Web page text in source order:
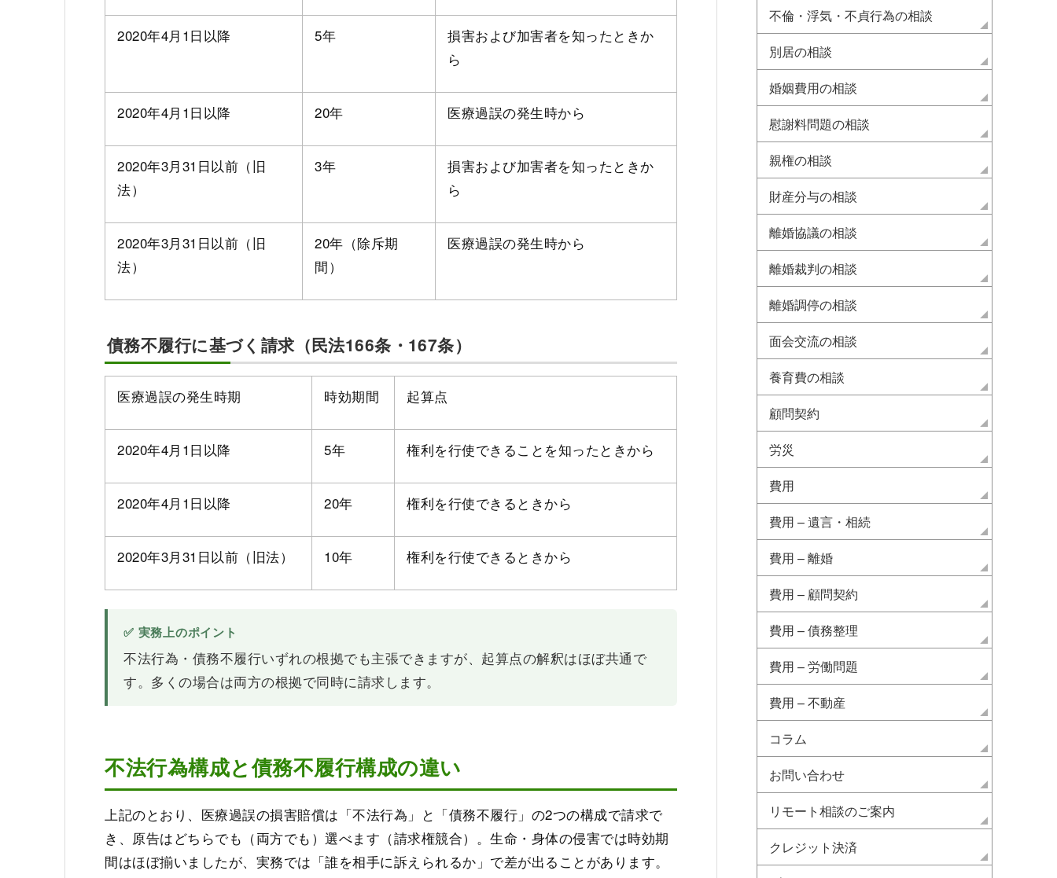
2020年4月1日以降 5年
損害および加害者を知ったときか
ら
2020年4月1日以降 20年 医療過誤の発生時から
2020年3月31日以前（旧
法）
3年
損害および加害者を知ったときか
ら
2020年3月31日以前（旧
法）
20年（除斥期
間）
医療過誤の発生時から
債務不履行に基づく請求（民法166条・167条）
医療過誤の発生時期 時効期間 起算点
2020年4月1日以降 5年 権利を行使できることを知ったときから
2020年4月1日以降 20年 権利を行使できるときから
2020年3月31日以前（旧法） 10年 権利を行使できるときから
✅ 実務上のポイント
不法行為・債務不履行いずれの根拠でも主張できますが、起算点の解釈はほぼ共通で
す。多くの場合は両方の根拠で同時に請求します。
不法行為構成と債務不履行構成の違い
上記のとおり、医療過誤の損害賠償は「不法行為」と「債務不履行」の2つの構成で請求で
き、原告はどちらでも（両方でも）選べます（請求権競合）。生命・身体の侵害では時効期
間はほぼ揃いましたが、実務では「誰を相手に訴えられるか」で差が出ることがあります。
不倫・浮気・不貞行為の相談
別居の相談
婚姻費用の相談
慰謝料問題の相談
親権の相談
財産分与の相談
離婚協議の相談
離婚裁判の相談
離婚調停の相談
面会交流の相談
養育費の相談
顧問契約
労災
費用
費用 – 遺言・相続
費用 – 離婚
費用 – 顧問契約
費用 – 債務整理
費用 – 労働問題
費用 – 不動産
コラム
お問い合わせ
リモート相談のご案内
クレジット決済